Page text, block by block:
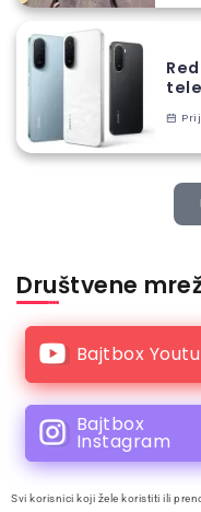
Društvene
Bajtbox
Bajtbox
Instagram
Svi korisnici koji žele koristiti ili